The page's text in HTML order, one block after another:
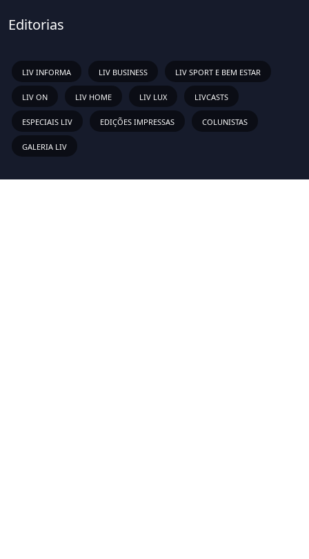
Editorias
LIV INFORMA LIV BUSINESS LIV SPORT E BEM ESTAR
LIV ON LIV HOME LIV LUX LIVCASTS
ESPECIAIS LIV EDIÇÕES IMPRESSAS COLUNISTAS
GALERIA LIV